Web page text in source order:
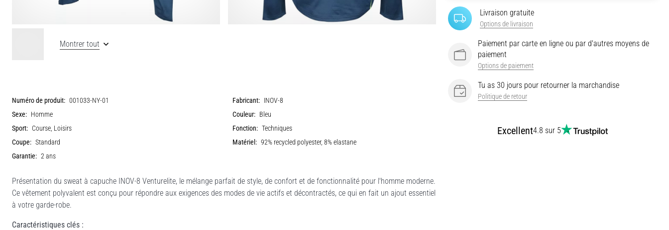
Livraison gratuite
Options de livraison
Paiement par carte en ligne ou par d'autres moyens de
paiement
Options de paiement
Tu as 30 jours pour retourner la marchandise
Politique de retour
Excellent4.8 sur 5
Montrer tout
Numéro de produit: 001033-NY-01 Fabricant: INOV-8
Sexe: Homme Couleur: Bleu
Sport: Course, Loisirs Fonction: Techniques
Coupe: Standard Matériel: 92% recycled polyester, 8% elastane
Garantie: 2 ans
Présentation du sweat à capuche INOV-8 Venturelite, le mélange parfait de style, de confort et de fonctionnalité pour l'homme moderne.
Ce vêtement polyvalent est conçu pour répondre aux exigences des modes de vie actifs et décontractés, ce qui en fait un ajout essentiel
à votre garde-robe.
Caractéristiques clés :